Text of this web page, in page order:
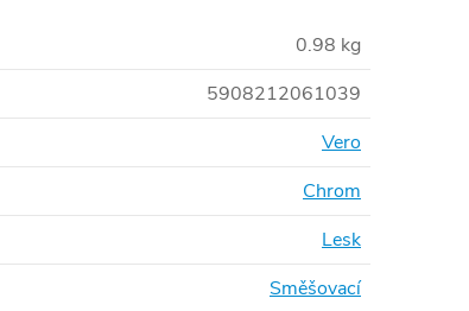
0.98 kg
5908212061039
Vero
Chrom
Lesk
Směšovací